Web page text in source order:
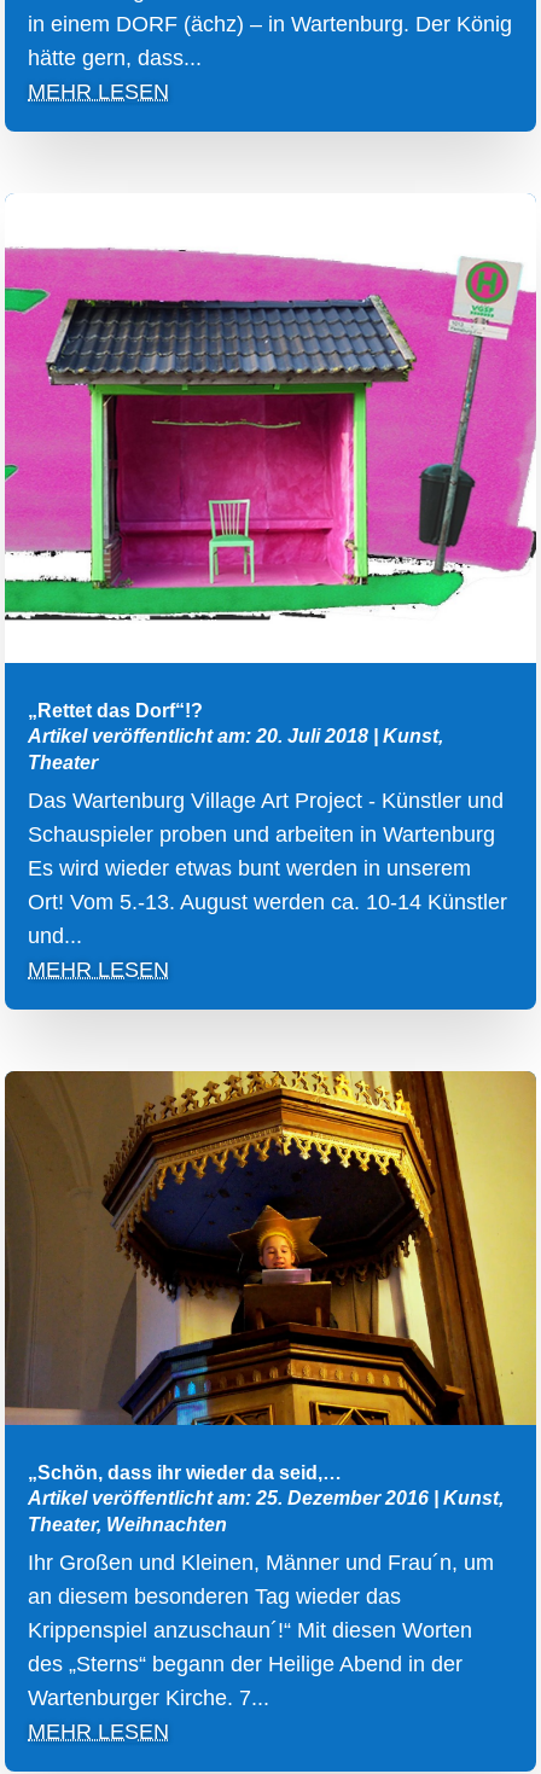
in einem DORF (ächz) – in Wartenburg. Der König
hätte gern, dass...
MEHR LESEN
„Rettet das Dorf“!?
Artikel veröffentlicht am: 20. Juli 2018 |Kunst,
Theater
Das Wartenburg Village Art Project - Künstler und
Schauspieler proben und arbeiten in Wartenburg
Es wird wieder etwas bunt werden in unserem
Ort! Vom 5.-13. August werden ca. 10-14 Künstler
und...
MEHR LESEN
„Schön, dass ihr wieder da seid,…
Artikel veröffentlicht am: 25. Dezember 2016 |Kunst,
Theater, Weihnachten
Ihr Großen und Kleinen, Männer und Frau´n, um
an diesem besonderen Tag wieder das
Krippenspiel anzuschaun´!“ Mit diesen Worten
des „Sterns“ begann der Heilige Abend in der
Wartenburger Kirche. 7...
MEHR LESEN